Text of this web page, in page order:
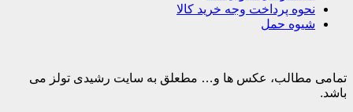
نحوه پرداخت وجه خرید کالا
شیوه حمل
تمامی مطالب، عکس ها و… مطعلق به سایت رشیدی تولز می
باشد.